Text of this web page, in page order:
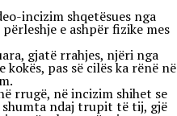
incizim shqetësues nga
e ashpër fizike mes
gjatë rrahjes, njëri nga
pas së cilës ka rënë në
rrugë, në incizim shihet se
shumta ndaj trupit të tij, gjë